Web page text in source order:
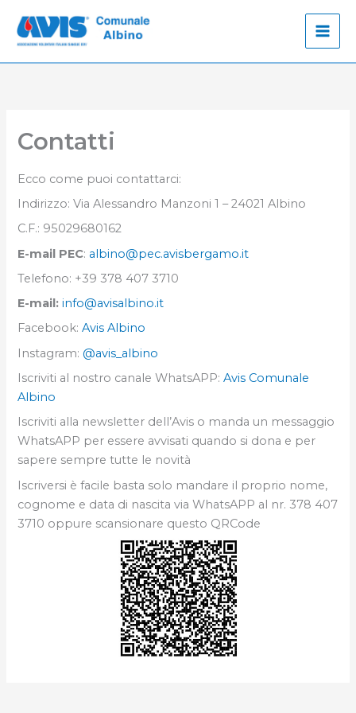
contenuto
Contatti
Ecco come puoi contattarci:
Indirizzo: Via Alessandro Manzoni 1 – 24021 Albino
C.F.: 95029680162
E-mail PEC: albino@pec.avisbergamo.it
Telefono: +39 378 407 3710
E-mail: info@avisalbino.it
Facebook:Avis Albino
Instagram: @avis_albino
Iscriviti al nostro canale WhatsAPP:Avis Comunale
Albino
Iscriviti alla newsletter dell’Avis o manda un messaggio
WhatsAPP per essere avvisati quando si dona e per
sapere sempre tutte le novità
Iscriversi è facile basta solo mandare il proprio nome,
cognome e data di nascita via WhatsAPP al nr. 378 407
3710 oppure scansionare questo QRCode